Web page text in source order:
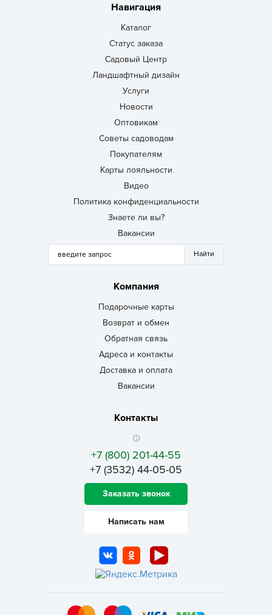
Навигация
Каталог
Статус заказа
Садовый Центр
Ландшафтный дизайн
Услуги
Новости
Оптовикам
Советы садоводам
Покупателям
Карты лояльности
Видео
Политика конфиденциальности
Знаете ли вы?
Вакансии
Компания
Подарочные карты
Возврат и обмен
Обратная связь
Адреса и контакты
Доставка и оплата
Вакансии
Контакты
+7 (800) 201-44-55
+7 (3532) 44-05-05
Заказать звонок
Написать нам